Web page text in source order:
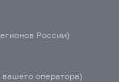
России)
оператора)